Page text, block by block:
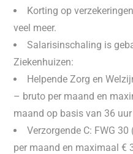
Korting op
veel meer.
Salarisinschaling is
Ziekenhuizen:
Helpende Zorg en
– bruto per maand en
maand op basis van 36
Verzorgende C: FWG
per maand en maximaal €